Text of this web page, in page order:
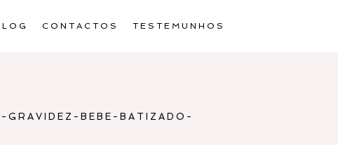
CONTACTOS TESTEMUNHOS
GRAVIDEZ-BEBE-BATIZADO-